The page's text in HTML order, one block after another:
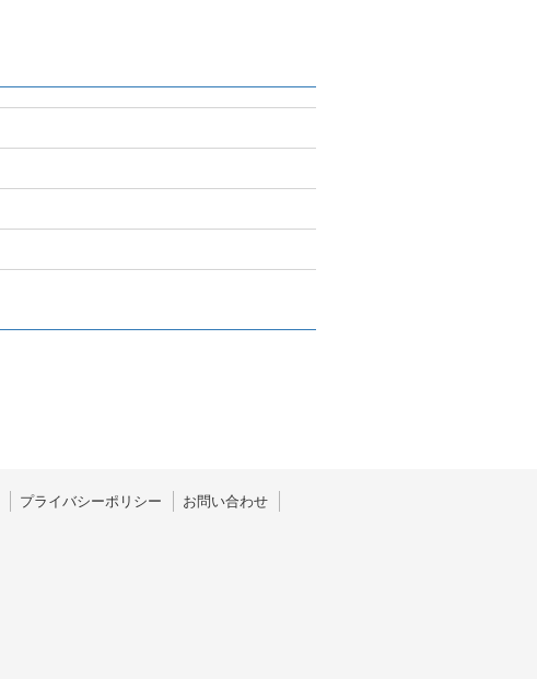
プライバシーポリシー お問い合わせ